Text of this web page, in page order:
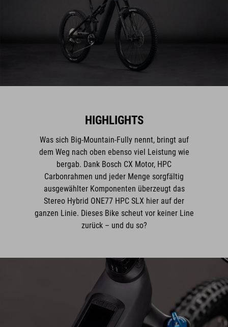
HIGHLIGHTS
Was sich Big-Mountain-Fully nennt, bringt auf
dem Weg nach oben ebenso viel Leistung wie
bergab. Dank Bosch CX Motor, HPC
Carbonrahmen und jeder Menge sorgfältig
ausgewählter Komponenten überzeugt das
Stereo Hybrid ONE77 HPC SLX hier auf der
ganzen Linie. Dieses Bike scheut vor keiner Line
zurück – und du so?